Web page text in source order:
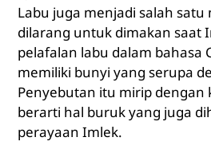
Labu juga menjadi salah satu
dilarang untuk dimakan saat
pelafalan labu dalam bahasa
memiliki bunyi yang serupa
Penyebutan itu mirip dengan
berarti hal buruk yang juga
perayaan Imlek.